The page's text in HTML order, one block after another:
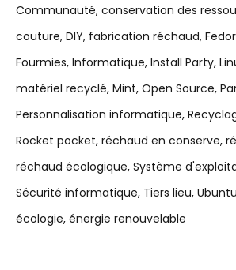
Communauté conservation des
couture DIY fabrication réchaud
Fourmies Informatique Install Party
matériel recyclé Mint Open Source
Personnalisation informatique
Rocket pocket réchaud en conserve
réchaud écologique Système
Sécurité informatique Tiers lieu Ubuntu
écologie énergie renouvelable